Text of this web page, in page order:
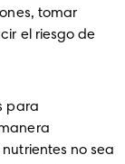
tomar
el riesgo de
para
no sea